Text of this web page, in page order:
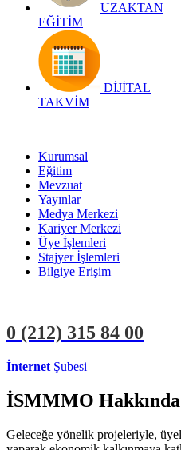
UZAKTAN
EĞİTİM
DİJİTAL
TAKVİM
Kurumsal
Eğitim
Mevzuat
Yayınlar
Medya Merkezi
Kariyer Merkezi
Üye İşlemleri
Stajyer İşlemleri
Bilgiye Erişim
0 (212) 315 84 00
İnternet Şubesi
İSMMMO Hakkında
Geleceğe yönelik projeleriyle,